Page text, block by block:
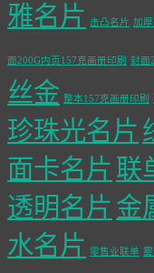
雅名片 击凸名片 加
面200G内页157克画册印刷 封面
丝金 整本157克画册印刷
珍珠光名片
面卡名片 联
透明名片 金
水名片 零售业联单